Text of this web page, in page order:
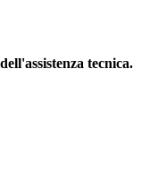
tecnica.